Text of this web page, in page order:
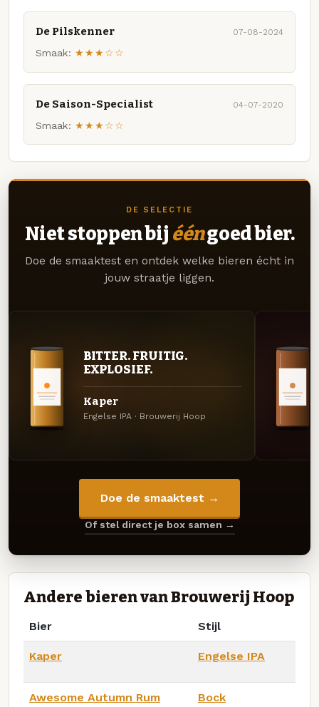
De Pilskenner 07-08-2024
Smaak: ★★★☆☆
De Saison-Specialist 04-07-2020
Smaak: ★★★☆☆
DE SELECTIE
Niet stoppen bij ééngoed bier.
Doe de smaaktest en ontdek welke bieren écht in
jouw straatje liggen.
BITTER. FRUITIG.
EXPLOSIEF.
Kaper
Engelse IPA · Brouwerij Hoop
Doe de smaaktest →
Of stel direct je box samen →
Andere bieren van Brouwerij Hoop
Bier Stijl
Kaper Engelse IPA
Awesome Autumn Rum
Bock